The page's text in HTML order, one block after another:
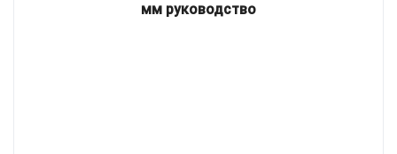
мм руководство